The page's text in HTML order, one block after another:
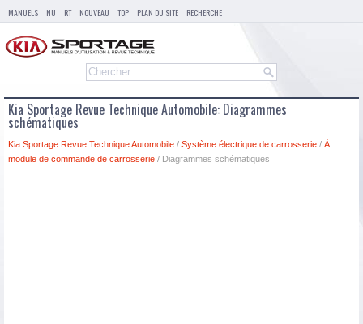
MANUELS NU RT NOUVEAU TOP PLAN DU SITE RECHERCHE
Kia Sportage Revue Technique Automobile: Diagrammes
schématiques
Kia Sportage Revue Technique Automobile / Système électrique de carrosserie / À
module de commande de carrosserie / Diagrammes schématiques